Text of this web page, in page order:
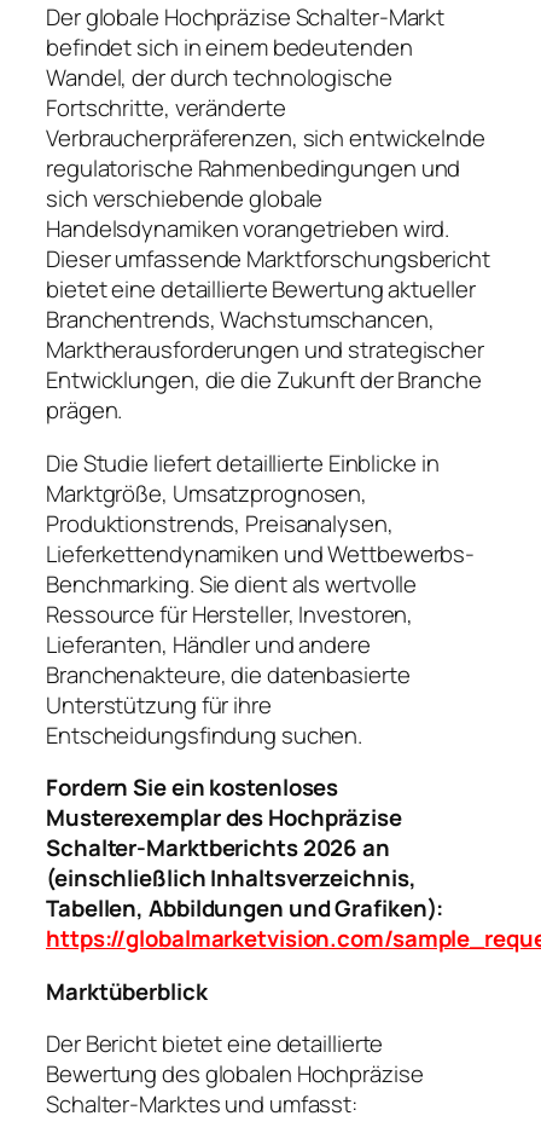
Der globale Hochpräzise Schalter-Markt
befindet sich in einem bedeutenden
Wandel, der durch technologische
Fortschritte, veränderte
Verbraucherpräferenzen, sich entwickelnde
regulatorische Rahmenbedingungen und
sich verschiebende globale
Handelsdynamiken vorangetrieben wird.
Dieser umfassende Marktforschungsbericht
bietet eine detaillierte Bewertung aktueller
Branchentrends, Wachstumschancen,
Marktherausforderungen und strategischer
Entwicklungen, die die Zukunft der Branche
prägen.
Die Studie liefert detaillierte Einblicke in
Marktgröße, Umsatzprognosen,
Produktionstrends, Preisanalysen,
Lieferkettendynamiken und Wettbewerbs-
Benchmarking. Sie dient als wertvolle
Ressource für Hersteller, Investoren,
Lieferanten, Händler und andere
Branchenakteure, die datenbasierte
Unterstützung für ihre
Entscheidungsfindung suchen.
Fordern Sie ein kostenloses
Musterexemplar des Hochpräzise
Schalter-Marktberichts 2026 an
(einschließlich Inhaltsverzeichnis,
Tabellen, Abbildungen und Grafiken):
https://globalmarketvision.com/
Marktüberblick
Der Bericht bietet eine detaillierte
Bewertung des globalen Hochpräzise
Schalter-Marktes und umfasst: